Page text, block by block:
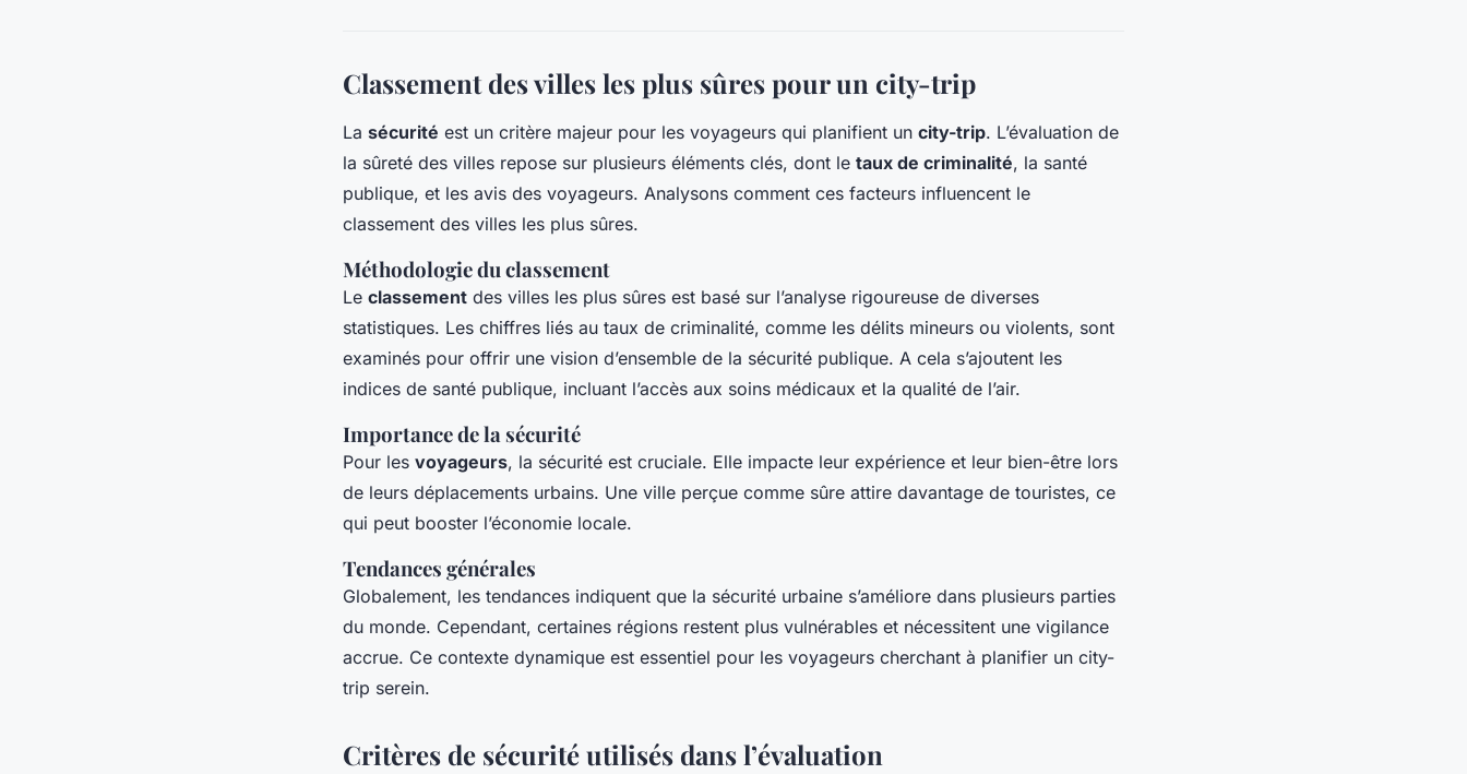
Classement des villes les plus sûres pour un city-trip
La sécurité est un critère majeur pour les voyageurs qui planifient un city-trip. L’évaluation de
la sûreté des villes repose sur plusieurs éléments clés, dont le taux de criminalité, la santé
publique, et les avis des voyageurs. Analysons comment ces facteurs influencent le
classement des villes les plus sûres.
Méthodologie du classement
Le classement des villes les plus sûres est basé sur l’analyse rigoureuse de diverses
statistiques. Les chiffres liés au taux de criminalité, comme les délits mineurs ou violents, sont
examinés pour offrir une vision d’ensemble de la sécurité publique. A cela s’ajoutent les
indices de santé publique, incluant l’accès aux soins médicaux et la qualité de l’air.
Importance de la sécurité
Pour les voyageurs, la sécurité est cruciale. Elle impacte leur expérience et leur bien-être lors
de leurs déplacements urbains. Une ville perçue comme sûre attire davantage de touristes, ce
qui peut booster l’économie locale.
Tendances générales
Globalement, les tendances indiquent que la sécurité urbaine s’améliore dans plusieurs parties
du monde. Cependant, certaines régions restent plus vulnérables et nécessitent une vigilance
accrue. Ce contexte dynamique est essentiel pour les voyageurs cherchant à planifier un city-
trip serein.
Critères de sécurité utilisés dans l’évaluation